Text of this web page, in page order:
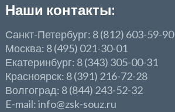
Наши контакты:
Санкт-Петербург: 8 (812) 603-59-90
Москва: 8 (495) 021-30-01
Екатеринбург: 8 (343) 305-00-31
Красноярск: 8 (391) 216-72-28
Волгоград: 8 (844) 243-52-32
E-mail: info@zsk-souz.ru